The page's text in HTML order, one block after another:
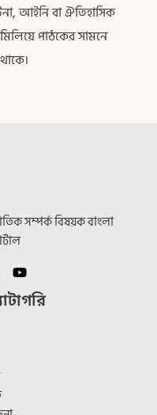
আইনি বা ঐতিহাসিক
পাঠকের সামনে
সম্পর্ক বিষয়ক বাংলা